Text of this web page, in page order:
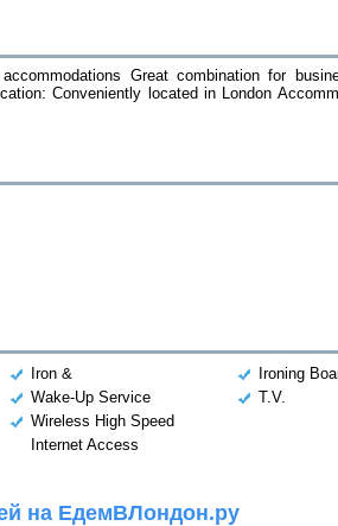
Great combination for
Conveniently located in London
Iron & Ironing
Wake-Up Service T.V.
Wireless High Speed
Internet Access
на ЕдемВЛондон.ру